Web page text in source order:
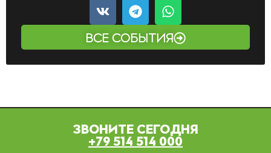
ВСЕ СОБЫТИЯ
ЗВОНИТЕ СЕГОДНЯ
+79 514 514 000